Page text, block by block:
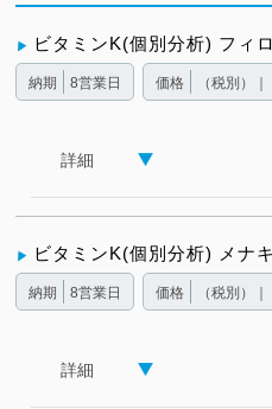
ビタミンK(個別分析) フィ
納期 8営業日 価格 （税別）
詳細
ビタミンK(個別分析) メナ
納期 8営業日 価格 （税別）
詳細